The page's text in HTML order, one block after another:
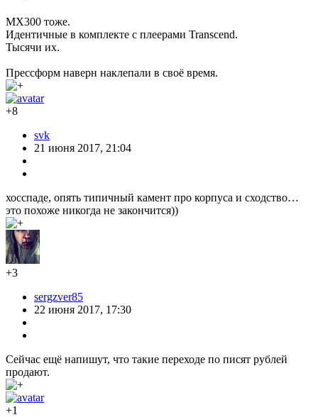
MX300 тоже.
Идентичные в комплекте с плеерами Transcend.
Тысячи их.
Прессформ наверн наклепали в своё время.
+8
svk
21 июня 2017, 21:04
хосспаде, опять типичный камент про корпуса и сходство…
это похоже никогда не закончится))
+3
sergzver85
22 июня 2017, 17:30
Сейчас ещё напишут, что такие переходе по писят рублей
продают.
+1